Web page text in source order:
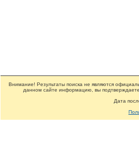
Внимание! Результаты поиска не являются
данном сайте информацию, вы
Дата